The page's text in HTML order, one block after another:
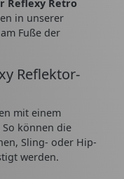
Reflexy Retro
in unserer
Fuße der
Reflektor-
mit einem
können die
Sling- oder Hip-
werden.